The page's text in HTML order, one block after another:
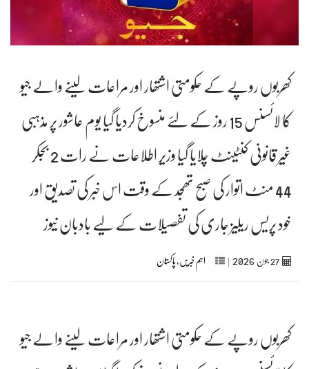
کھربوں روپے کے حکومتی اشتھار اور مراعات لینے والے جیو
کا لائسنس 15 روز کے لئے منسوخ کردیا گیا یوم عاشور پر مذہبی
غیر قانونی کنٹینٹ چلایا گیا وزیر اطلاعات نے رات 2 بجکر
44 منٹ اتوار کی صبح تھجد کے وقت اس خبر کی تصدیق اور
خود پریس ریلیز جاری کی تفصیلات کے لیے بادبان نیوز
27جون‬‮ | اہم خبریں,پاکستان
کھربوں روپے کے حکومتی اشتھار اور مراعات لینے والے جیو